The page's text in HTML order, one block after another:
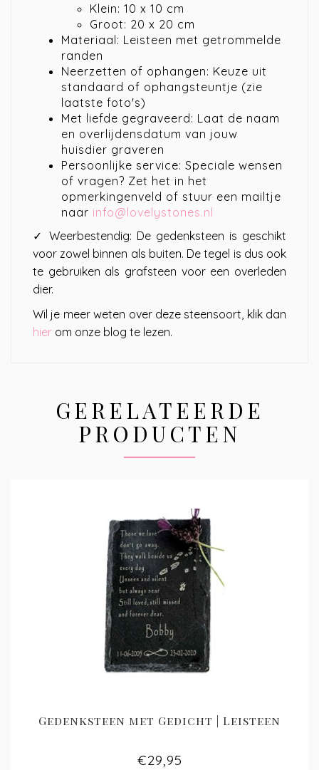
Klein: 10 x 10 cm
Groot: 20 x 20 cm
Materiaal: Leisteen met getrommelde
randen
Neerzetten of ophangen: Keuze uit
standaard of ophangsteuntje (zie
laatste foto's)
Met liefde gegraveerd: Laat de naam
en overlijdensdatum van jouw
huisdier graveren
Persoonlijke service: Speciale wensen
of vragen? Zet het in het
opmerkingenveld of stuur een mailtje
naar info@lovelystones.nl
✓ Weerbestendig: De gedenksteen is geschikt
voor zowel binnen als buiten. De tegel is dus ook
te gebruiken als grafsteen voor een overleden
dier.
Wil je meer weten over deze steensoort, klik dan
hier om onze blog te lezen.
GERELATEERDE
PRODUCTEN
Gedenksteen met Gedicht | Leisteen
€29,95